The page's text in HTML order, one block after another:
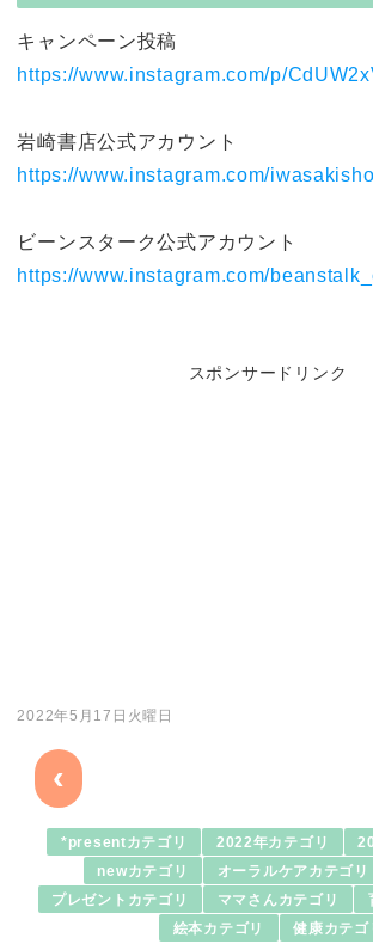
キャンペーン投稿
https://www.instagram.com/p/
岩崎書店公式アカウント
https://www.instagram.com/
ビーンスターク公式アカウント
https://www.instagram.com/
スポンサードリンク
2022年5月17日火曜日
‹
*presentカテゴリ 2022年カテゴリ
newカテゴリ オーラルケアカテゴリ
プレゼントカテゴリ ママさんカテゴリ
絵本カテゴリ 健康カテゴ